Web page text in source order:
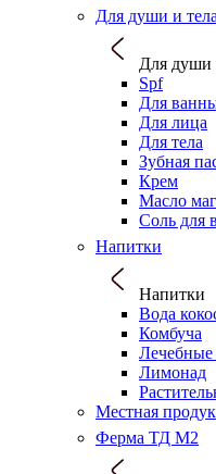
Для души и тела
Для души
Spf
Для
Для лица
Для тела
Зубная
Крем
Масло
Соль для
Напитки
Напитки
Вода
Комбуча
Лимонад
Местная
Ферма ТД М2